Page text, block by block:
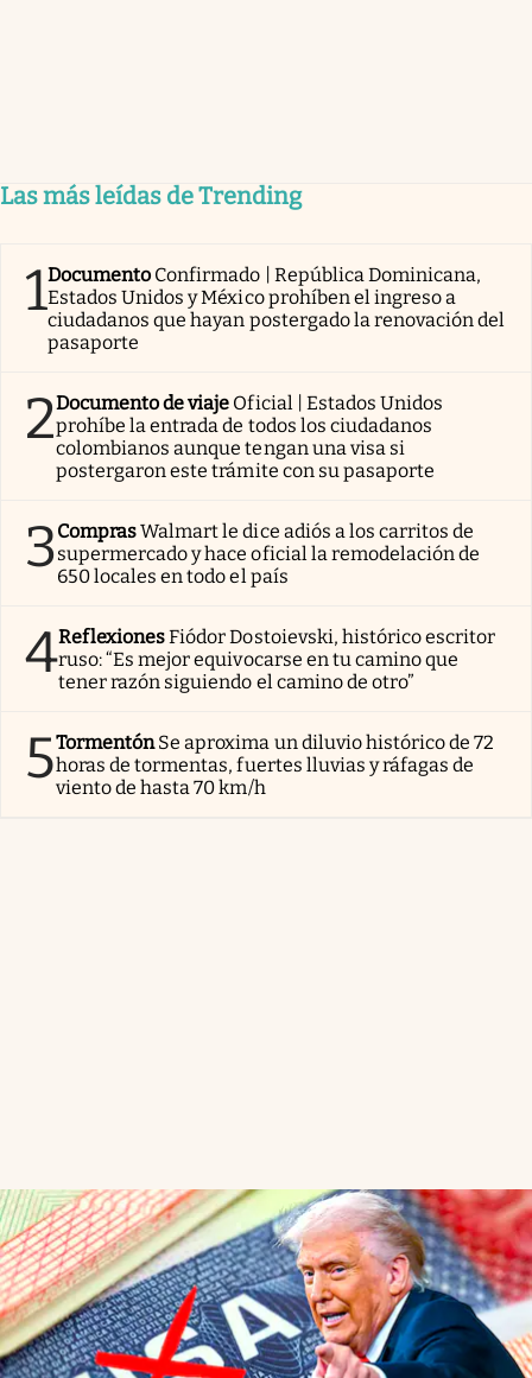
Las más leídas de Trending
1Documento Confirmado | República Dominicana,
Estados Unidos y México prohíben el ingreso a
ciudadanos que hayan postergado la renovación del
pasaporte
2Documento de viaje Oficial | Estados Unidos
prohíbe la entrada de todos los ciudadanos
colombianos aunque tengan una visa si
postergaron este trámite con su pasaporte
3ComprasWalmart le dice adiós a los carritos de
supermercado y hace oficial la remodelación de
650 locales en todo el país
4ReflexionesFiódor Dostoievski, histórico escritor
ruso: “Es mejor equivocarse en tu camino que
tener razón siguiendo el camino de otro”
5TormentónSe aproxima un diluvio histórico de 72
horas de tormentas, fuertes lluvias y ráfagas de
viento de hasta 70 km/h